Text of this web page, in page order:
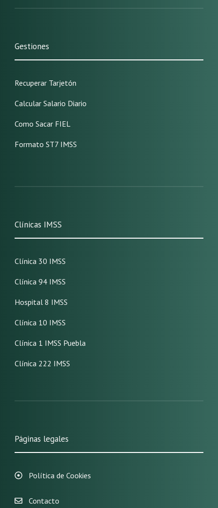
Gestiones
Recuperar Tarjetón
Calcular Salario Diario
Como Sacar FIEL
Formato ST7 IMSS
Clínicas IMSS
Clínica 30 IMSS
Clínica 94 IMSS
Hospital 8 IMSS
Clínica 10 IMSS
Clínica 1 IMSS Puebla
Clínica 222 IMSS
Páginas legales
Política de Cookies
Contacto